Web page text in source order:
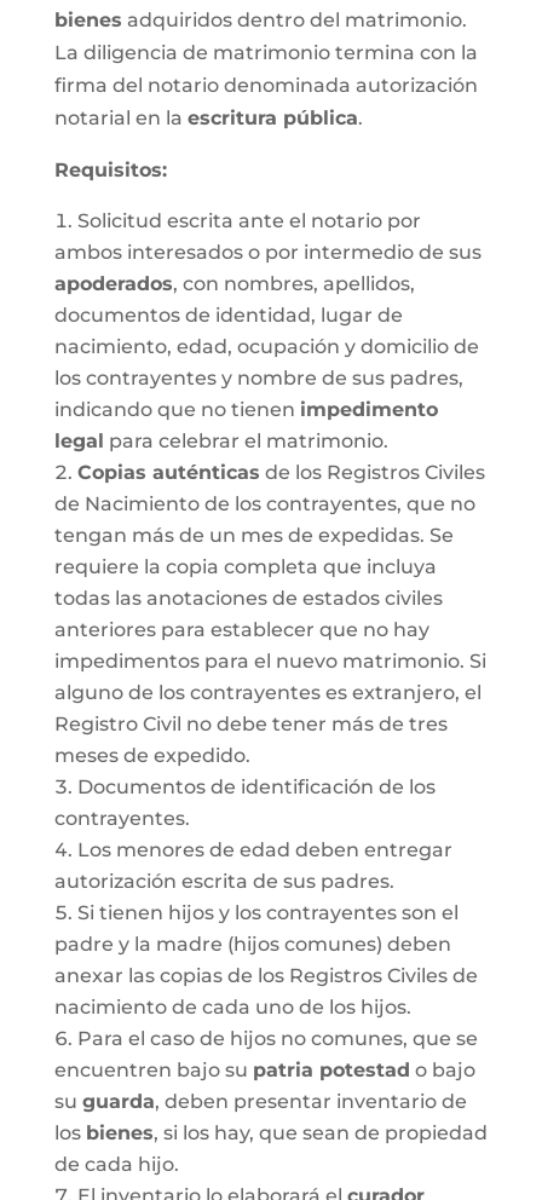
bienes adquiridos dentro del matrimonio.
La diligencia de matrimonio termina con la
firma del notario denominada autorización
notarial en la escritura pública.
Requisitos:
Solicitud escrita ante el notario por
ambos interesados o por intermedio de sus
apoderados, con nombres, apellidos,
documentos de identidad, lugar de
nacimiento, edad, ocupación y domicilio de
los contrayentes y nombre de sus padres,
indicando que no tienen impedimento
legal para celebrar el matrimonio.
Copias auténticas de los Registros Civiles
de Nacimiento de los contrayentes, que no
tengan más de un mes de expedidas. Se
requiere la copia completa que incluya
todas las anotaciones de estados civiles
anteriores para establecer que no hay
impedimentos para el nuevo matrimonio. Si
alguno de los contrayentes es extranjero, el
Registro Civil no debe tener más de tres
meses de expedido.
Documentos de identificación de los
contrayentes.
Los menores de edad deben entregar
autorización escrita de sus padres.
Si tienen hijos y los contrayentes son el
padre y la madre (hijos comunes) deben
anexar las copias de los Registros Civiles de
nacimiento de cada uno de los hijos.
Para el caso de hijos no comunes, que se
encuentren bajo su patria potestad o bajo
su guarda, deben presentar inventario de
los bienes, si los hay, que sean de propiedad
de cada hijo.